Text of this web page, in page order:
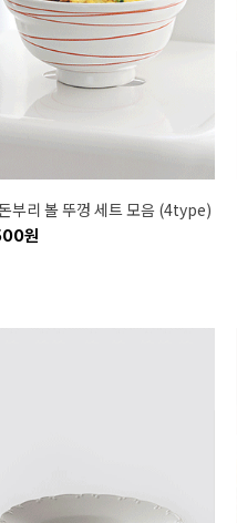
부리 볼 뚜껑 세트 모음 (4type)
원